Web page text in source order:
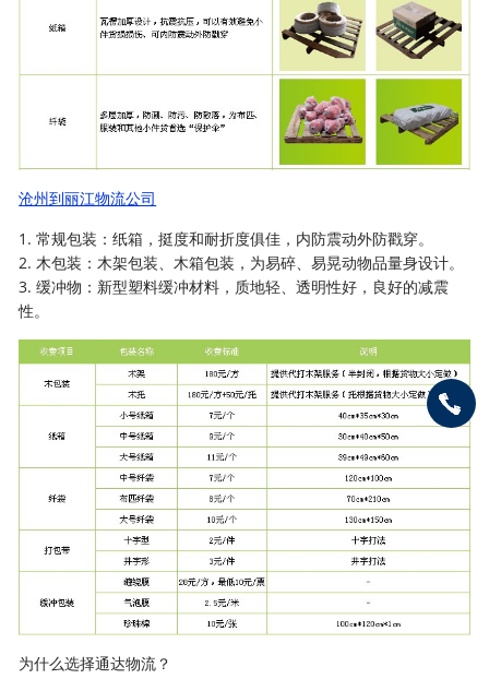
沧州到丽江物流公司
1. 常规包装：纸箱，挺度和耐折度俱佳，内防震动外防戳穿。
2. 木包装：木架包装、木箱包装，为易碎、易晃动物品量身设计。
3. 缓冲物：新型塑料缓冲材料，质地轻、透明性好，良好的减震
性。
为什么选择通达物流？